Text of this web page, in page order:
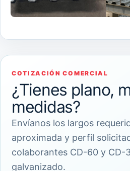
COTIZACIÓN COMERCIAL
¿Tienes plano,
medidas?
Envíanos los largos
aproximada y perfil
colaborantes CD-60 y CD-
galvanizado.